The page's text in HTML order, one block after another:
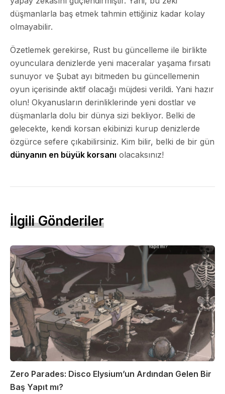
düşmanlarla baş etmek tahmin ettiğiniz kadar kolay
olmayabilir.
Özetlemek gerekirse, Rust bu güncelleme ile birlikte
oyunculara denizlerde yeni maceralar yaşama fırsatı
sunuyor ve Şubat ayı bitmeden bu güncellemenin
oyun içerisinde aktif olacağı müjdesi verildi. Yani hazır
olun! Okyanusların derinliklerinde yeni dostlar ve
düşmanlarla dolu bir dünya sizi bekliyor. Belki de
gelecekte, kendi korsan ekibinizi kurup denizlerde
özgürce sefere çıkabilirsiniz. Kim bilir, belki de bir gün
dünyanın en büyük korsanı olacaksınız!
İlgili Gönderiler
Zero Parades: Disco Elysium’un Ardından Gelen Bir
Baş Yapıt mı?